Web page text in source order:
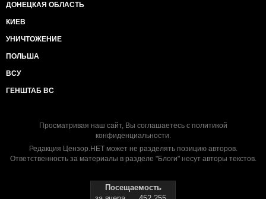
ДОНЕЦКАЯ ОБЛАСТЬ
КИЕВ
УНИЧТОЖЕНИЕ
ПОЛЬША
ВСУ
ГЕНШТАБ ВС
Просматривая наш сайт, Вы соглашаетесь с политикой
конфиденциальности.
Редакция Цензор.НЕТ может не разделять позицию авторов.
Ответственность за материалы в разделе "Блоги" несут авторы текстов.
Посещаемость